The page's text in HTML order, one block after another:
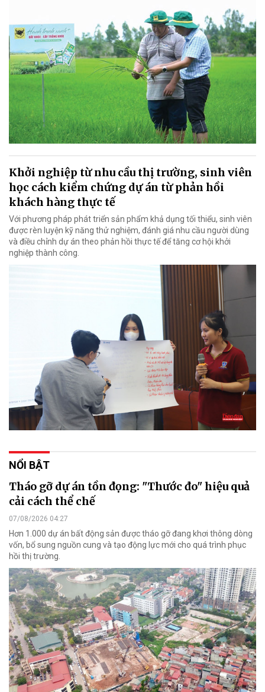
Khởi nghiệp từ nhu cầu thị trường, sinh viên
học cách kiểm chứng dự án từ phản hồi
khách hàng thực tế
Với phương pháp phát triển sản phẩm khả dụng tối thiểu, sinh viên
được rèn luyện kỹ năng thử nghiệm, đánh giá nhu cầu người dùng
và điều chỉnh dự án theo phản hồi thực tế để tăng cơ hội khởi
nghiệp thành công.
NỔI BẬT
Tháo gỡ dự án tồn đọng: "Thước đo" hiệu quả
cải cách thể chế
07/08/2026 04:27
Hơn 1.000 dự án bất động sản được tháo gỡ đang khơi thông dòng
vốn, bổ sung nguồn cung và tạo động lực mới cho quá trình phục
hồi thị trường.